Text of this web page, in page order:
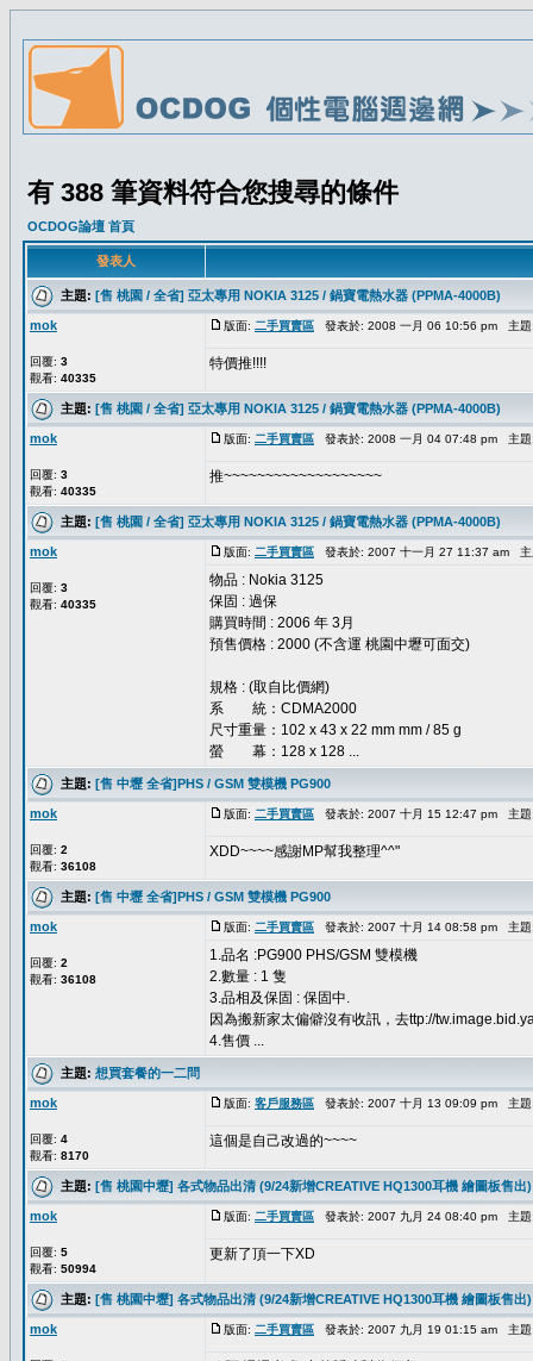
有 388 筆資料符合您搜尋的條件
OCDOG論壇 首頁
發表人
主題: [售 桃園 / 全省] 亞太專用 NOKIA 3125 / 鍋寶電熱水器 (PPMA-4000B)
mok
回覆: 3
觀看: 40335
版面: 二手買賣區 發表於: 2008 一月 06 10:56 pm 主
特價推!!!!
主題: [售 桃園 / 全省] 亞太專用 NOKIA 3125 / 鍋寶電熱水器 (PPMA-4000B)
mok
回覆: 3
觀看: 40335
版面: 二手買賣區 發表於: 2008 一月 04 07:48 pm 主
推~~~~~~~~~~~~~~~~~~~
主題: [售 桃園 / 全省] 亞太專用 NOKIA 3125 / 鍋寶電熱水器 (PPMA-4000B)
mok
回覆: 3
觀看: 40335
版面: 二手買賣區 發表於: 2007 十一月 27 11:37 am
物品 : Nokia 3125
保固 : 過保
購買時間 : 2006 年 3月
預售價格 : 2000 (不含運 桃園中壢可面交)
規格 : (取自比價網)
系 統：CDMA2000
尺寸重量：102 x 43 x 22 mm mm / 85 g
螢 幕：128 x 128 ...
主題: [售 中壢 全省]PHS / GSM 雙模機 PG900
mok
回覆: 2
觀看: 36108
版面: 二手買賣區 發表於: 2007 十月 15 12:47 pm 主
XDD~~~~感謝MP幫我整理^^"
主題: [售 中壢 全省]PHS / GSM 雙模機 PG900
mok
回覆: 2
觀看: 36108
版面: 二手買賣區 發表於: 2007 十月 14 08:58 pm 主
1.品名 :PG900 PHS/GSM 雙模機
2.數量 : 1 隻
3.品相及保固 : 保固中.
因為搬新家太偏僻沒有收訊，去ttp://
4.售價 ...
主題: 想買套餐的一二問
mok
回覆: 4
觀看: 8170
版面: 客戶服務區 發表於: 2007 十月 13 09:09 pm 主
這個是自己改過的~~~~
主題: [售 桃園中壢] 各式物品出清 (9/24新增CREATIVE HQ1300耳機 繪圖板售出)
mok
回覆: 5
觀看: 50994
版面: 二手買賣區 發表於: 2007 九月 24 08:40 pm 主
更新了頂一下XD
主題: [售 桃園中壢] 各式物品出清 (9/24新增CREATIVE HQ1300耳機 繪圖板售出)
mok 版面: 二手買賣區 發表於: 2007 九月 19 01:15 am 主